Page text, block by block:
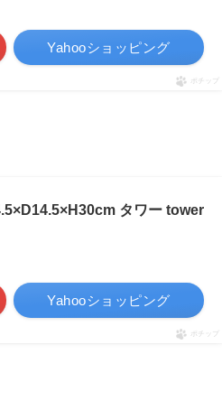
Yahooショッピング
ポチップ
タワー tower
Yahooショッピング
ポチップ